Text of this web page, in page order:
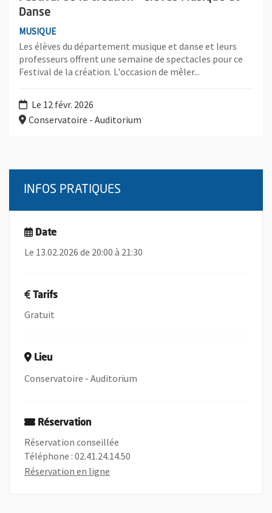
Danse
MUSIQUE
Les élèves du département musique et danse et leurs
professeurs offrent une semaine de spectacles pour ce
Festival de la création. L'occasion de mêler...
Le 12 févr. 2026
Conservatoire - Auditorium
INFOS PRATIQUES
Date
Le 13.02.2026 de 20:00 à 21:30
Tarifs
Gratuit
Lieu
Conservatoire - Auditorium
Réservation
Réservation conseillée
Téléphone : 02.41.24.14.50
Réservation en ligne